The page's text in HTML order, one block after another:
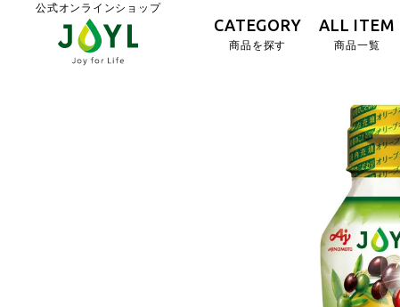
公式オンラインショップ
CATEGORY
商品を探す
ALL ITEM
商品一覧